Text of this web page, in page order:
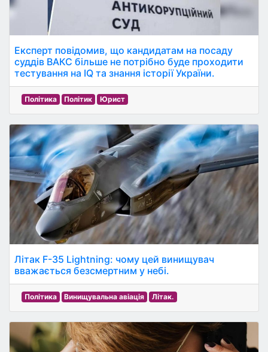
Експерт повідомив, що кандидатам на посаду
суддів ВАКС більше не потрібно буде проходити
тестування на IQ та знання історії України.
Політика Політик Юрист
Літак F-35 Lightning: чому цей винищувач
вважається безсмертним у небі.
Політика Винищувальна авіація Літак.